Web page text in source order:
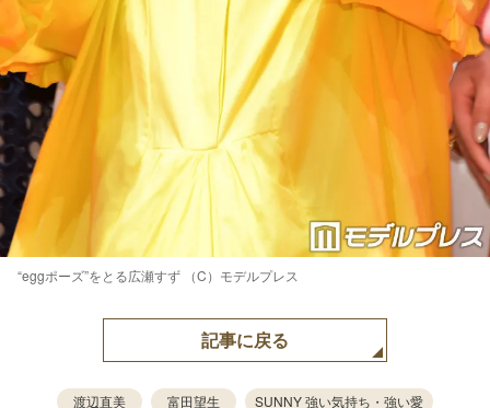
“eggポーズ”をとる広瀬すず （C）モデルプレス
記事に戻る
渡辺直美 富田望生 SUNNY 強い気持ち・強い愛